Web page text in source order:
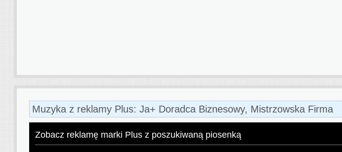
Muzyka z reklamy Plus: Ja+ Doradca Biznesowy, Mistrzowska Firma
Zobacz reklamę marki Plus z poszukiwaną piosenką